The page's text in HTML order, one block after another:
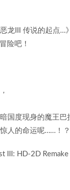
龙III 传说的起点
险吧！
国度现身的魔王巴
人的命运呢……！？